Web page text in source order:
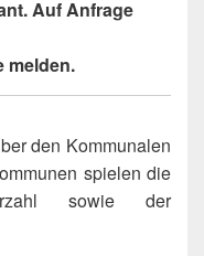
Auf Anfrage
melden.
den Kommunalen
spielen die
sowie der